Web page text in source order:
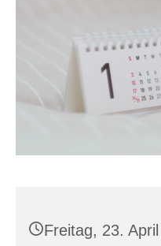
Freitag, 23.